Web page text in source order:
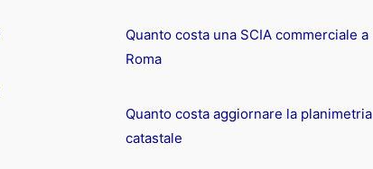
Quanto costa una SCIA commerciale a
Roma
Quanto costa aggiornare la planimetria
catastale